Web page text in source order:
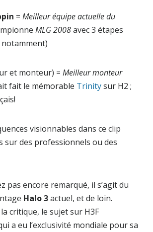
= Meilleur équipe actuelle du
MLG 2008avec 3 étapes
et monteur) = Meilleur monteur
fait le mémorable Trinitysur H2 ;
visionnables dans ce clip
sur des professionnels ou des
pas encore remarqué, il s’agit du
Halo 3actuel, et de loin.
critique, le sujet sur H3F
a eu l’exclusivité mondiale pour sa